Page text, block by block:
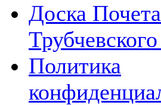
Доска Почета
Политика